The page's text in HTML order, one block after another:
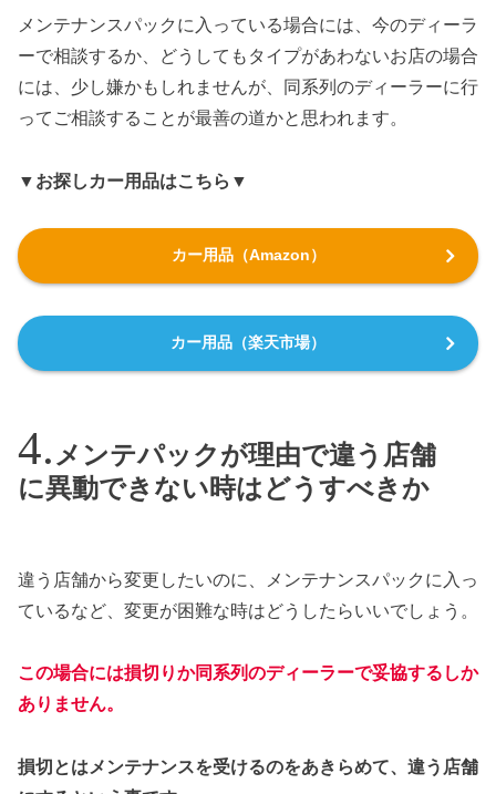
メンテナンスパックに入っている場合には、今のディーラ
ーで相談するか、どうしてもタイプがあわないお店の場合
には、少し嫌かもしれませんが、同系列のディーラーに行
ってご相談することが最善の道かと思われます。
▼お探しカー用品はこちら▼
カー用品（Amazon）
カー用品（楽天市場）
メンテパックが理由で違う店舗
に異動できない時はどうすべきか
違う店舗から変更したいのに、メンテナンスパックに入っ
ているなど、変更が困難な時はどうしたらいいでしょう。
この場合には損切りか同系列のディーラーで妥協するしか
ありません。
損切とはメンテナンスを受けるのをあきらめて、違う店舗